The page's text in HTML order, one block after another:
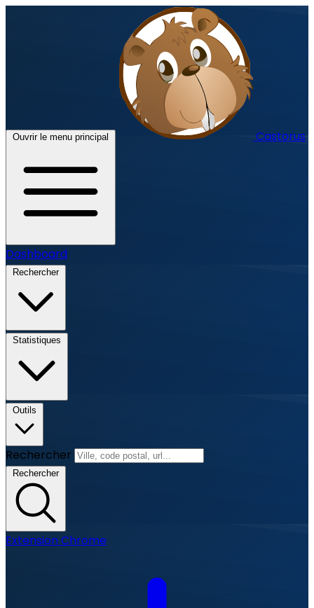
Ouvrir le menu principal Castorus
Dashboard
Rechercher
Statistiques
Outils
Rechercher
Rechercher
Extension Chrome